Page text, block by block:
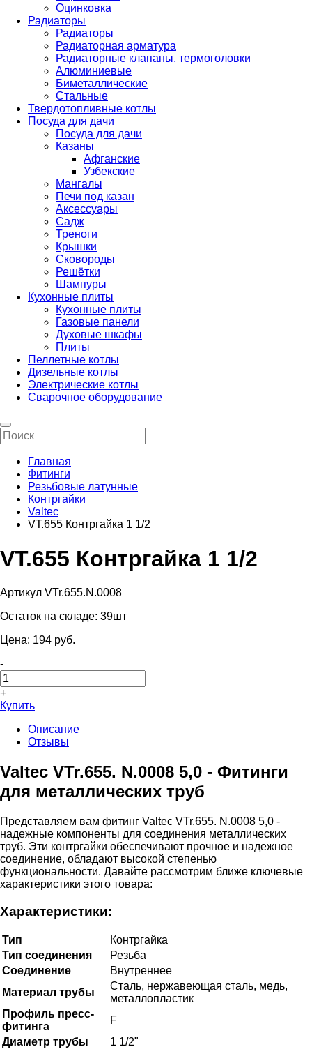
Оцинковка
Радиаторы
Радиаторы
Радиаторная арматура
Радиаторные клапаны, термоголовки
Алюминиевые
Биметаллические
Стальные
Твердотопливные котлы
Посуда для дачи
Посуда для дачи
Казаны
Афганские
Узбекские
Мангалы
Печи под казан
Аксессуары
Садж
Треноги
Крышки
Сковороды
Решётки
Шампуры
Кухонные плиты
Кухонные плиты
Газовые панели
Духовые шкафы
Плиты
Пеллетные котлы
Дизельные котлы
Электрические котлы
Сварочное оборудование
Главная
Фитинги
Резьбовые латунные
Контргайки
Valtec
VT.655 Контргайка 1 1/2
VT.655 Контргайка 1 1/2
Артикул VTr.655.N.0008
Остаток на складе: 39шт
Цена: 194 pуб.
-
+
Купить
Описание
Отзывы
Valtec VTr.655. N.0008 5,0 - Фитинги
для металлических труб
Представляем вам фитинг Valtec VTr.655. N.0008 5,0 -
надежные компоненты для соединения металлических
труб. Эти контргайки обеспечивают прочное и надежное
соединение, обладают высокой степенью
функциональности. Давайте рассмотрим ближе ключевые
характеристики этого товара:
Характеристики:
Тип
Контргайка
Тип соединения
Резьба
Соединение
Внутреннее
Материал трубы
Сталь, нержавеющая сталь, медь,
металлопластик
Профиль пресс-
фитинга
F
Диаметр трубы
1 1/2"